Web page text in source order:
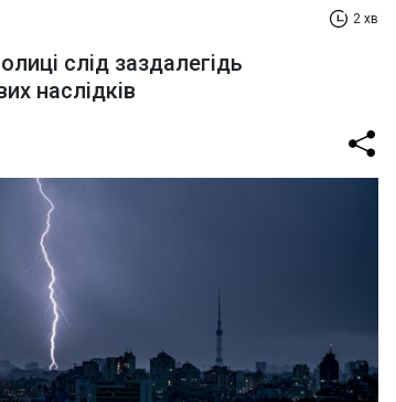
2 хв
слід заздалегідь
наслідків